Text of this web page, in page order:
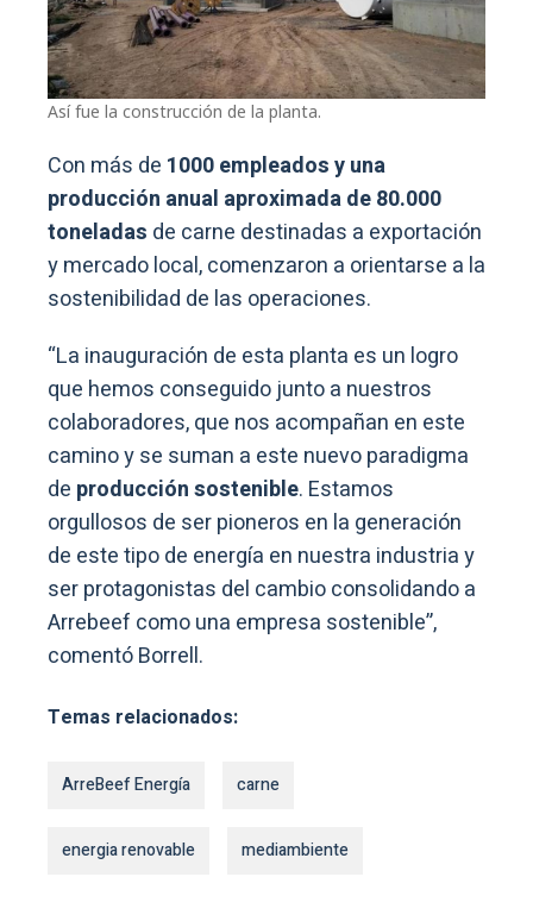
Así fue la construcción de la planta.
Con más de 1000 empleados y una
producción anual aproximada de 80.000
toneladas de carne destinadas a exportación
y mercado local, comenzaron a orientarse a la
sostenibilidad de las operaciones.
“La inauguración de esta planta es un logro
que hemos conseguido junto a nuestros
colaboradores, que nos acompañan en este
camino y se suman a este nuevo paradigma
de producción sostenible. Estamos
orgullosos de ser pioneros en la generación
de este tipo de energía en nuestra industria y
ser protagonistas del cambio consolidando a
Arrebeef como una empresa sostenible”,
comentó Borrell.
Temas relacionados:
ArreBeef Energía carne
energia renovable mediambiente